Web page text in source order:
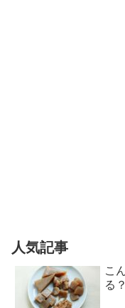
人気記事
こ
る